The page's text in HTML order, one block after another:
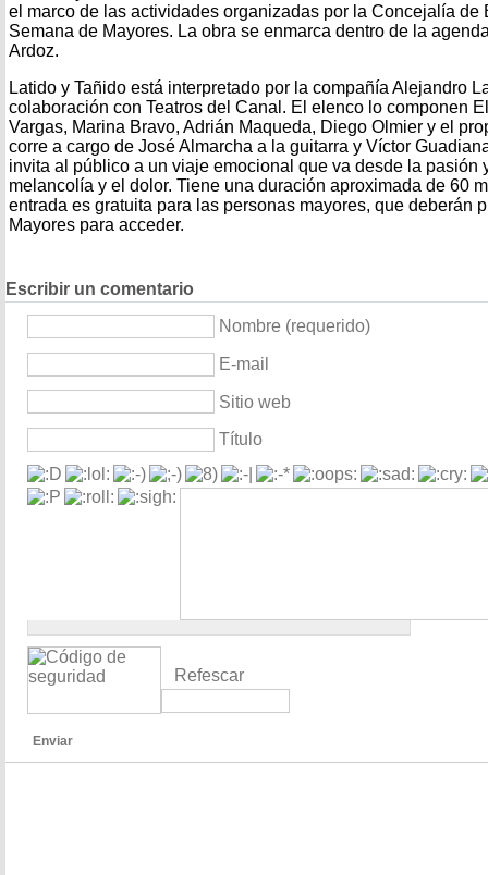
el marco de las actividades organizadas por la Concejalía de
Semana de Mayores. La obra se enmarca dentro de la
Ardoz.
Latido y Tañido está interpretado por la compañía Alejandro
colaboración con Teatros del Canal. El elenco lo componen
Vargas, Marina Bravo, Adrián Maqueda, Diego Olmier y el
corre a cargo de José Almarcha a la guitarra y Víctor
invita al público a un viaje emocional que va desde la pasión
melancolía y el dolor. Tiene una duración aproximada de 60
entrada es gratuita para las personas mayores, que deberán
Mayores para acceder.
Escribir un comentario
Nombre (requerido)
E-mail
Sitio web
Título
Refescar
Enviar